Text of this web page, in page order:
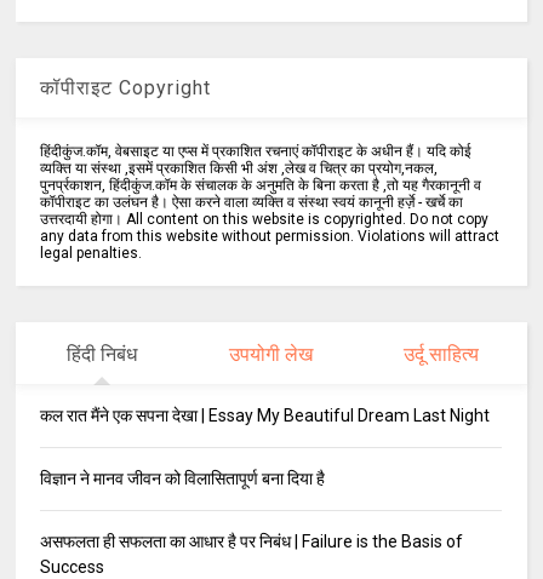
कॉपीराइट Copyright
हिंदीकुंज.कॉम, वेबसाइट या एप्स में प्रकाशित रचनाएं कॉपीराइट के अधीन हैं। यदि कोई
व्यक्ति या संस्था ,इसमें प्रकाशित किसी भी अंश ,लेख व चित्र का प्रयोग,नकल,
पुनर्प्रकाशन, हिंदीकुंज.कॉम के संचालक के अनुमति के बिना करता है ,तो यह गैरकानूनी व
कॉपीराइट का उलंघन है। ऐसा करने वाला व्यक्ति व संस्था स्वयं कानूनी हर्ज़े - खर्चे का
उत्तरदायी होगा। All content on this website is copyrighted. Do not copy
any data from this website without permission. Violations will attract
legal penalties.
हिंदी निबंध उपयोगी लेख उर्दू साहित्य
कल रात मैंने एक सपना देखा | Essay My Beautiful Dream Last Night
विज्ञान ने मानव जीवन को विलासितापूर्ण बना दिया है
असफलता ही सफलता का आधार है पर निबंध | Failure is the Basis of
Success